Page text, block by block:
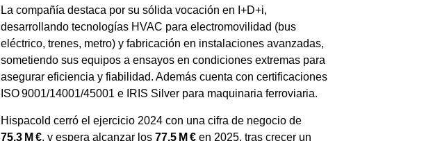
La compañía destaca por su sólida vocación en I+D+i,
desarrollando tecnologías HVAC para electromovilidad (bus
eléctrico, trenes, metro) y fabricación en instalaciones avanzadas,
sometiendo sus equipos a ensayos en condiciones extremas para
asegurar eficiencia y fiabilidad. Además cuenta con certificaciones
ISO 9001/14001/45001 e IRIS Silver para maquinaria ferroviaria.
Hispacold cerró el ejercicio 2024 con una cifra de negocio de
75,3 M €, y espera alcanzar los 77,5 M € en 2025, tras crecer un